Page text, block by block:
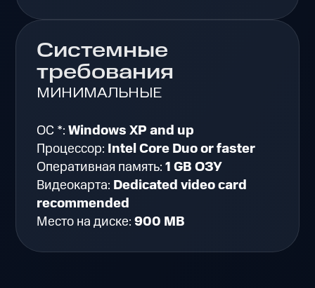
Системные
требования
МИНИМАЛЬНЫЕ
ОС *:Windows XP and up
Процессор: Intel Core Duo or faster
Оперативная память:1 GB ОЗУ
Видеокарта: Dedicated video card
recommended
Место на диске:900 MB